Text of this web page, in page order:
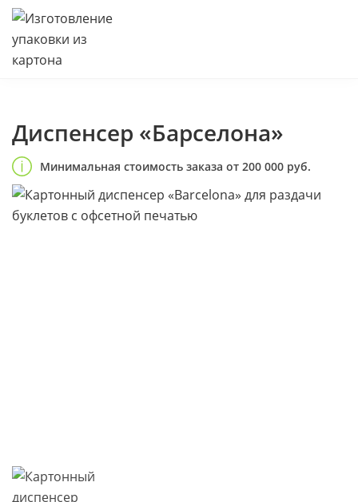
Диспенсер «Барселона»
Минимальная стоимость заказа от 200 000 руб.